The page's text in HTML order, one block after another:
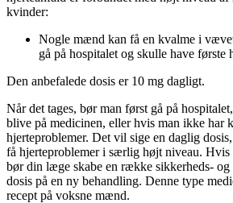
kvinder:
Nogle mænd kan få en kvalme i
gå på hospitalet og skulle have første
Den anbefalede dosis er 10 mg dagligt.
Når det tages, bør man først gå på
blive på medicinen, eller hvis man ikke har
hjerteproblemer. Det vil sige en daglig
få hjerteproblemer i særlig højt niveau. Hvis
bør din læge skabe en række sikkerheds-
dosis på en ny behandling. Denne type
recept på voksne mænd.